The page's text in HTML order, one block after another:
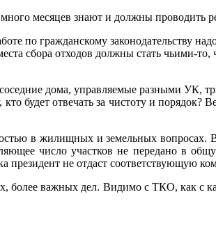
месяцев знают и должны проводить
по гражданскому законодательству
сбора отходов должны стать чьими-
дома, управляемые разными УК,
будет отвечать за чистоту и
в жилищных и земельных
число участков не передано в
не отдаст соответствующую
более важных дел. Видимо с ТКО, как с